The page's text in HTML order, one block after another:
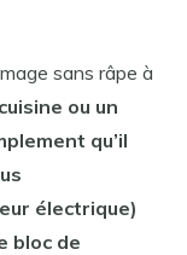
sans râpe à
ou un
qu’il
électrique)
bloc de